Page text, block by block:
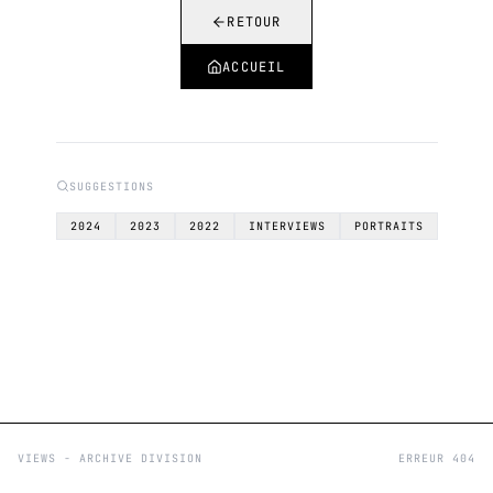
RETOUR
ACCUEIL
SUGGESTIONS
2024 2023 2022 INTERVIEWS PORTRAITS
VIEWS - ARCHIVE DIVISION ERREUR 404